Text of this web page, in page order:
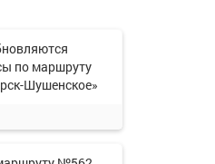
по маршруту
Шушенское»